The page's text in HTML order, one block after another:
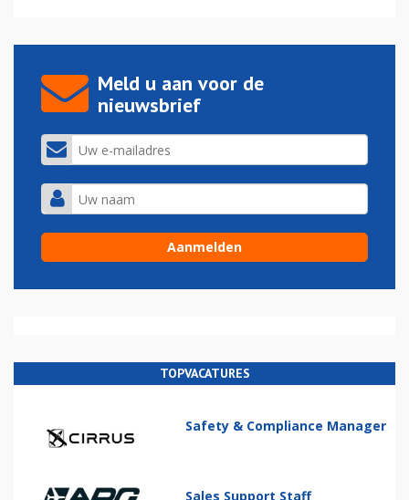
Meld u aan voor de
nieuwsbrief
TOPVACATURES
Safety & Compliance Manager
Sales Support Staff